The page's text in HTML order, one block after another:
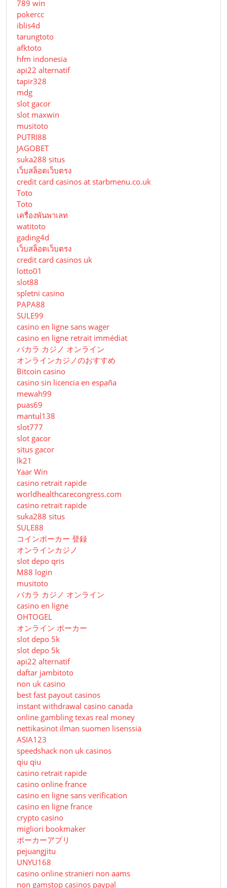
789 win
pokercc
iblis4d
tarungtoto
afktoto
hfm indonesia
api22 alternatif
tapir328
mdg
slot gacor
slot maxwin
musitoto
PUTRI88
JAGOBET
suka288 situs
เว็บสล็อตเว็บตรง
credit card casinos at starbmenu.co.uk
Toto
Toto
เครื่องพันพาเลท
watitoto
gading4d
เว็บสล็อตเว็บตรง
credit card casinos uk
lotto01
slot88
spletni casino
PAPA88
SULE99
casino en ligne sans wager
casino en ligne retrait immédiat
バカラ カジノ オンライン
オンラインカジノのおすすめ
Bitcoin casino
casino sin licencia en españa
mewah99
puas69
mantul138
slot777
slot gacor
situs gacor
lk21
Yaar Win
casino retrait rapide
worldhealthcarecongress.com
casino retrait rapide
suka288 situs
SULE88
コインポーカー 登録
オンラインカジノ
slot depo qris
M88 login
musitoto
バカラ カジノ オンライン
casino en ligne
OHTOGEL
オンライン ポーカー
slot depo 5k
slot depo 5k
api22 alternatif
daftar jambitoto
non uk casino
best fast payout casinos
instant withdrawal casino canada
online gambling texas real money
nettikasinot ilman suomen lisenssiä
ASIA123
speedshack non uk casinos
qiu qiu
casino retrait rapide
casino online france
casino en ligne sans verification
casino en ligne france
crypto casino
migliori bookmaker
ポーカーアプリ
pejuangjitu
UNYU168
casino online stranieri non aams
non gamstop casinos paypal